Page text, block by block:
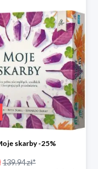
skarby -25%
139.94 zł*